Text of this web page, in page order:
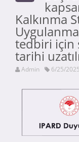
Kalkınma
tedbiri için
tarihi
Admin 6/25/